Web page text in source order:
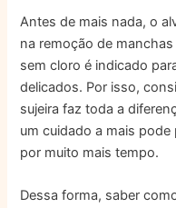
Antes de mais nada, o
na remoção de
sem cloro é indicado
delicados. Por isso,
sujeira faz toda a
um cuidado a mais
por muito mais tempo.
Dessa forma, saber